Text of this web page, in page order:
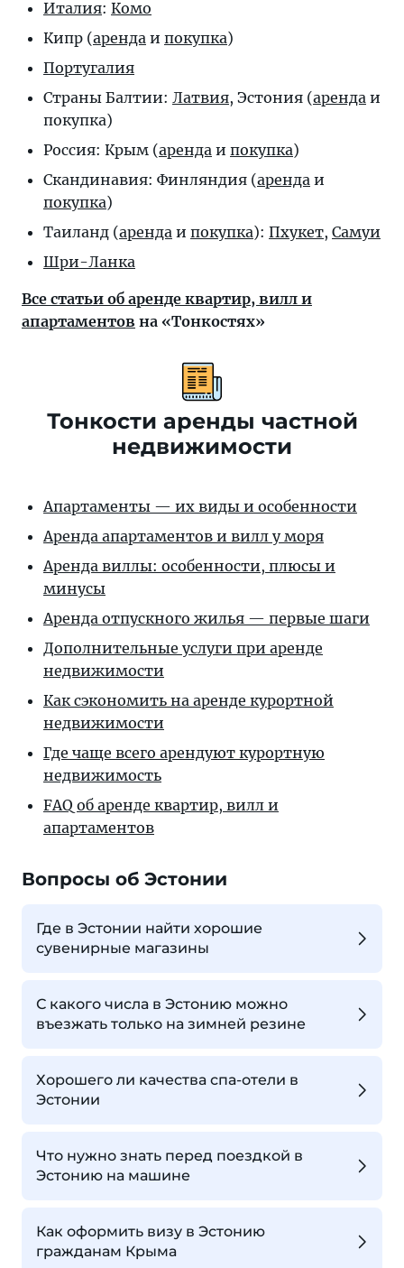
Италия: Комо
Кипр (аренда и покупка)
Португалия
Страны Балтии: Латвия, Эстония (аренда и
покупка)
Россия: Крым (аренда и покупка)
Скандинавия: Финляндия (аренда и
покупка)
Таиланд (аренда и покупка): Пхукет, Самуи
Шри-Ланка
Все статьи об аренде квартир, вилл и
апартаментов на «Тонкостях»
Тонкости аренды частной
недвижимости
Апартаменты — их виды и особенности
Аренда апартаментов и вилл у моря
Аренда виллы: особенности, плюсы и
минусы
Аренда отпускного жилья — первые шаги
Дополнительные услуги при аренде
недвижимости
Как сэкономить на аренде курортной
недвижимости
Где чаще всего арендуют курортную
недвижимость
FAQ об аренде квартир, вилл и
апартаментов
Вопросы об Эстонии
Где в Эстонии найти хорошие
сувенирные магазины
С какого числа в Эстонию можно
въезжать только на зимней резине
Хорошего ли качества спа-отели в
Эстонии
Что нужно знать перед поездкой в
Эстонию на машине
Как оформить визу в Эстонию
гражданам Крыма